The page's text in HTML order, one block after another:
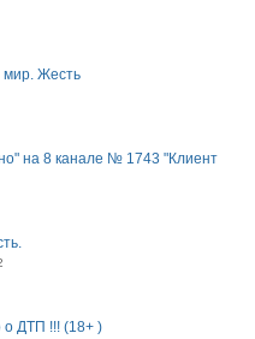
мир. Жесть
на 8 канале № 1743 "Клиент
о ДТП !!! (18+ )